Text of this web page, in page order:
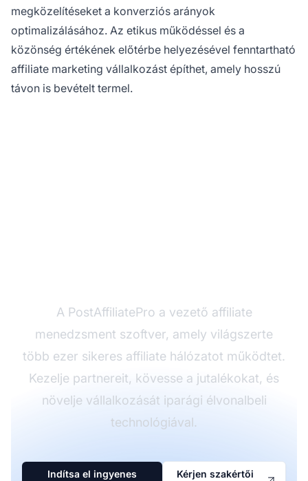
megközelítéseket a konverziós arányok
optimalizálásához. Az etikus működéssel és a
közönség értékének előtérbe helyezésével fenntartható
affiliate marketing vállalkozást építhet, amely hosszú
távon is bevételt termel.
A PostAffiliatePro a vezető affiliate
menedzsment szoftver, amely világszerte
több ezer sikeres affiliate hálózatot működtet.
Kezelje partnereit, kövesse a jutalékokat, és
növelje vállalkozását iparági élvonalbeli
technológiával.
Indítsa el ingyenes
Kérjen szakértői